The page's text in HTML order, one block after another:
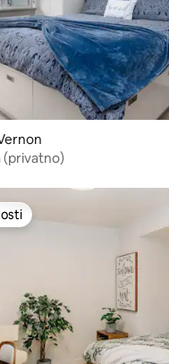
(privatno)
rangiranima s oznakom